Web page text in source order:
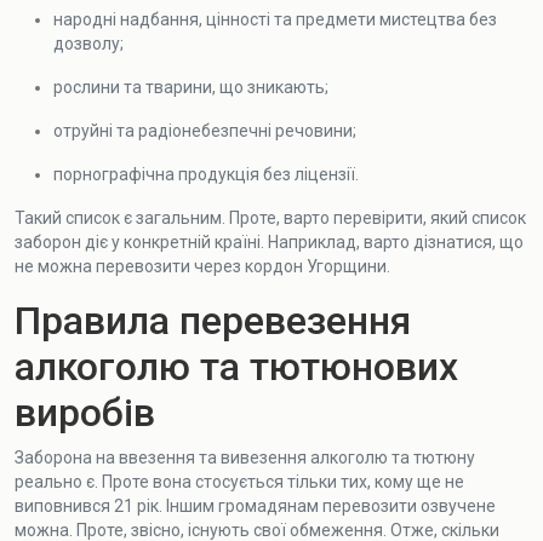
народні надбання, цінності та предмети мистецтва без
дозволу;
рослини та тварини, що зникають;
отруйні та радіонебезпечні речовини;
порнографічна продукція без ліцензії.
Такий список є загальним. Проте, варто перевірити, який список
заборон діє у конкретній країні. Наприклад, варто дізнатися, що
не можна перевозити через кордон Угорщини.
Правила перевезення
алкоголю та тютюнових
виробів
Заборона на ввезення та вивезення алкоголю та тютюну
реально є. Проте вона стосується тільки тих, кому ще не
виповнився 21 рік. Іншим громадянам перевозити озвучене
можна. Проте, звісно, існують свої обмеження. Отже, скільки